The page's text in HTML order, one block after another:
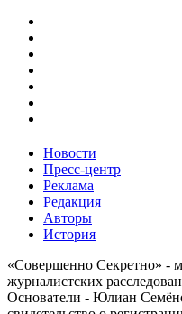
Новости
Пресс-центр
Реклама
Редакция
Авторы
История
«Совершенно Секретно» -
журналистских
Основатели - Юлиан